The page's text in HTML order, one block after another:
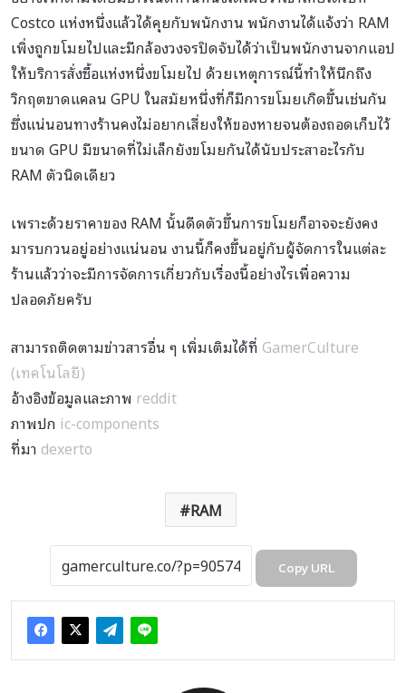
Costco แห่งหนึ่งแล้วได้คุยกับพนักงาน พนักงานได้แจ้งว่า RAM
เพิ่งถูกขโมยไปและมีกล้องวงจรปิดจับได้ว่าเป็นพนักงานจากแอป
ให้บริการสั่งซื้อแห่งหนึ่งขโมยไป ด้วยเหตุการณ์นี้ทำให้นึกถึง
วิกฤตขาดแคลน GPU ในสมัยหนึ่งที่ก็มีการขโมยเกิดขึ้นเช่นกัน
ซึ่งแน่นอนทางร้านคงไม่อยากเสี่ยงให้ของหายจนต้องถอดเก็บไว้
ขนาด GPU มีขนาดที่ไม่เล็กยังขโมยกันได้นับประสาอะไรกับ
RAM ตัวนิดเดียว
เพราะด้วยราคาของ RAM นั้นดีดตัวขึ้นการขโมยก็อาจจะยังคง
มารบกวนอยู่อย่างแน่นอน งานนี้ก็คงขึ้นอยู่กับผู้จัดการในแต่ละ
ร้านแล้วว่าจะมีการจัดการเกี่ยวกับเรื่องนี้อย่างไรเพื่อความ
ปลอดภัยครับ
สามารถติดตามข่าวสารอื่น ๆ เพิ่มเติมได้ที่ GamerCulture
(เทคโนโลยี)
อ้างอิงข้อมูลและภาพ reddit
ภาพปก ic-components
ที่มา dexerto
RAM
Copy URL